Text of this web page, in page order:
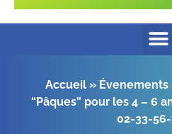
Accueil» Évenements
“Pâques” pour les 4 – 6
02-33-